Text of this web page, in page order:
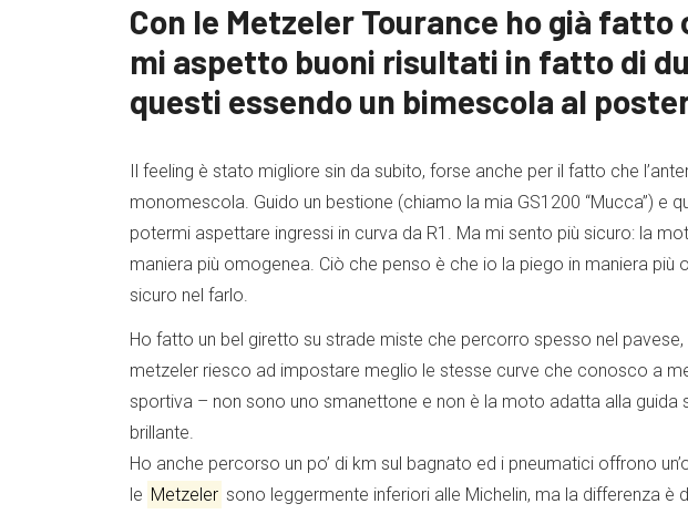
Con le Metzeler Tourance ho già fatto
mi aspetto buoni risultati in fatto di
questi essendo un bimescola al
Il feeling è stato migliore sin da subito, forse anche per il fatto che
monomescola. Guido un bestione (chiamo la mia GS1200 “Mucca”) e
potermi aspettare ingressi in curva da R1. Ma mi sento più sicuro: la
maniera più omogenea. Ciò che penso è che io la piego in maniera più
sicuro nel farlo.
Ho fatto un bel giretto su strade miste che percorro spesso nel
metzeler riesco ad impostare meglio le stesse curve che conosco a
sportiva – non sono uno smanettone e non è la moto adatta alla guida
brillante.
Ho anche percorso un po’ di km sul bagnato ed i pneumatici offrono
le Metzeler sono leggermente inferiori alle Michelin, ma la differenza